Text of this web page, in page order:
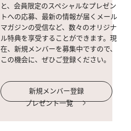
と、会員限定のスペシャルなプレゼン
トへの応募、最新の情報が届くメール
マガジンの受信など、数々のオリジナ
ル特典を享受することができます。現
在、新規メンバーを募集中ですので、
この機会に、ぜひご登録ください。
新規メンバー登録
プレゼント一覧